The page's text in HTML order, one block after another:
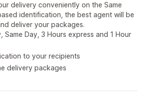
delivery conveniently on the Same
identification, the best agent will be
deliver your packages.
Same Day, 3 Hours express and 1 Hour
to your recipients
delivery packages